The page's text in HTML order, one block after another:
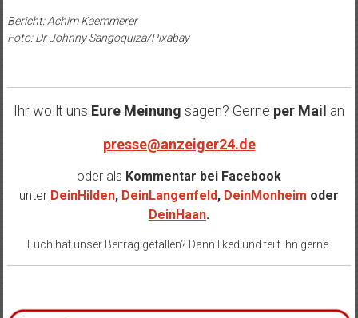
Bericht: Achim Kaemmerer
Foto: Dr Johnny Sangoquiza/Pixabay
Ihr wollt uns Eure Meinung sagen? Gerne per Mail an
presse@anzeiger24.de
oder als Kommentar bei Facebook
unter DeinHilden, DeinLangenfeld, DeinMonheim oder
DeinHaan.
Euch hat unser Beitrag gefallen? Dann liked und teilt ihn gerne.